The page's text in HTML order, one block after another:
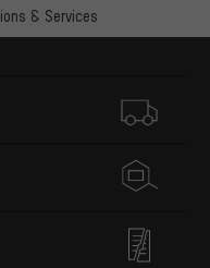
& Services